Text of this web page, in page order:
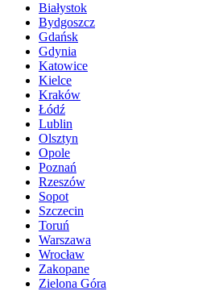
Białystok
Bydgoszcz
Gdańsk
Gdynia
Katowice
Kielce
Kraków
Łódź
Lublin
Olsztyn
Opole
Poznań
Rzeszów
Sopot
Szczecin
Toruń
Warszawa
Wrocław
Zakopane
Zielona Góra